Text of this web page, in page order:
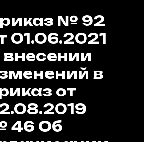
№ 92
01.06.2021
внесении
в
от
46 Об